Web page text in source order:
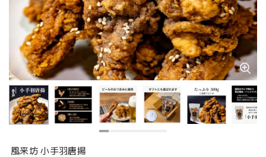
風来坊 小手羽唐揚